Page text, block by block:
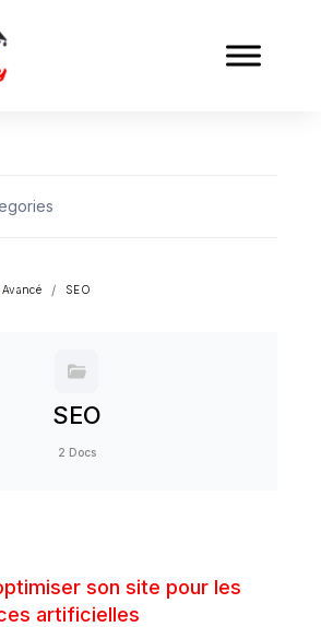
Avancé SEO
SEO
2 Docs
son site pour les
artificielles